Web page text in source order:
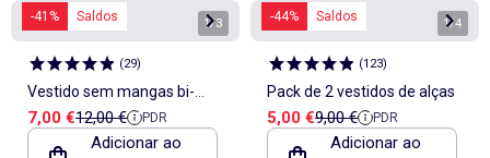
-41% Saldos 1/3
(29)
Vestido sem mangas bi-
material
Preço de venda
7,00 €Preço de referência
12,00 € PDR
Adicionar ao
-44% Saldos 1/4
(123)
Pack de 2 vestidos de alças
Preço de venda
5,00 €Preço de referência
9,00 € PDR
Adicionar ao